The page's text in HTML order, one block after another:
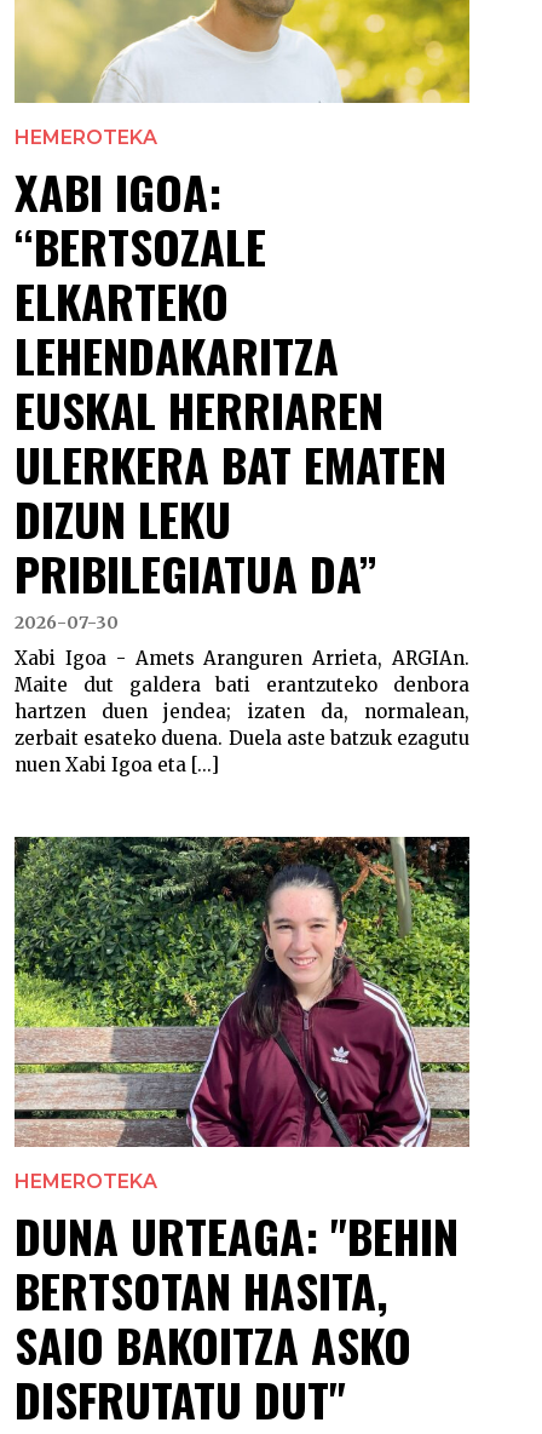
HEMEROTEKA
XABI IGOA:
“BERTSOZALE
ELKARTEKO
LEHENDAKARITZA
EUSKAL HERRIAREN
ULERKERA BAT EMATEN
DIZUN LEKU
PRIBILEGIATUA DA”
2026-07-30
Xabi Igoa - Amets Aranguren Arrieta, ARGIAn.
Maite dut galdera bati erantzuteko denbora
hartzen duen jendea; izaten da, normalean,
zerbait esateko duena. Duela aste batzuk ezagutu
nuen Xabi Igoa eta [...]
HEMEROTEKA
DUNA URTEAGA: "BEHIN
BERTSOTAN HASITA,
SAIO BAKOITZA ASKO
DISFRUTATU DUT"